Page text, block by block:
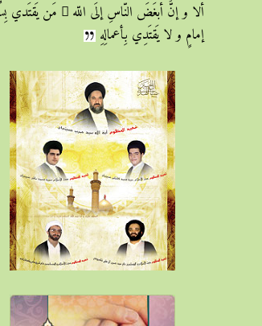
ألا و إنَّ أبغَضَ النّاسِ إلَى اللّه ِ مَن يَقتَدي
إمامٍ و لا يَقتَدِي بِأعمالِهِ